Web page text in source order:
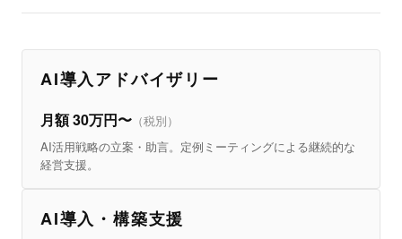
AI導入アドバイザリー
月額 30万円〜 （税別）
AI活用戦略の立案・助言。定例ミーティングによる継続的な
経営支援。
AI導入・構築支援